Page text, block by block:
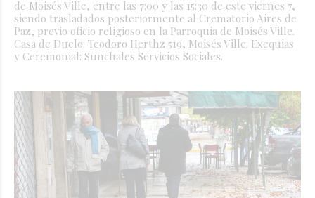
de Moisés Ville, entre las 7:00 y las 15:30 de este viernes 7,
siendo trasladados posteriormente al Crematorio Aires de
Paz, previo oficio religioso en la Parroquia de Moisés Ville.
Casa de Duelo: Teodoro Herthz 519, Moisés Ville. Exequias
y Ceremonial: Sunchales Servicios Sociales.